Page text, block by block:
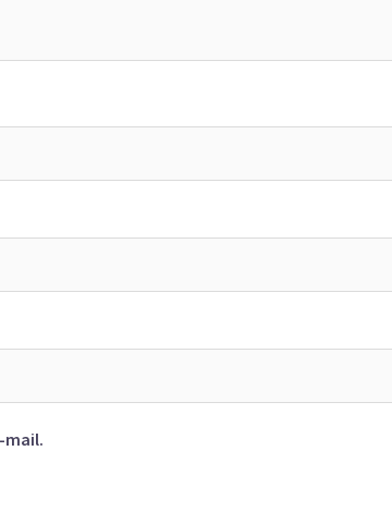
mail.